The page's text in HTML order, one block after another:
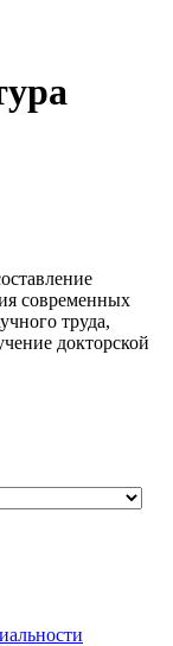
современных
труда,
докторской